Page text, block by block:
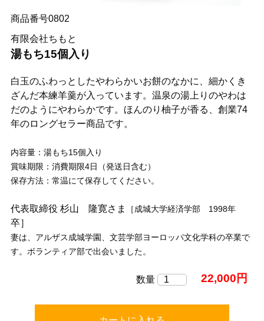
商品番号0802
有限会社ちもと
湯もち15個入り
白玉のふわっとしたやわらかいお餅のなかに、細かくき
ざんだ本練羊羹が入っています。温泉の湯上りのやわは
だのようにやわらかです。ほんのり柚子が香る、創業74
年のロングセラー商品です。
内容量：湯もち15個入り
賞味期限：消費期限4日（発送日含む）
保存方法：常温にて保存してください。
代表取締役 杉山 隆寛さま ［成城大学経済学部 1998年
卒］
妻は、アルザス成城学園、文芸学部ヨーロッパ文化学科の卒業で
す。ボランティア部で出会いました。
数量 22,000円